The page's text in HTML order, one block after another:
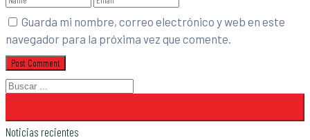
Guarda mi nombre, correo electrónico y web en este
navegador para la próxima vez que comente.
Noticias recientes